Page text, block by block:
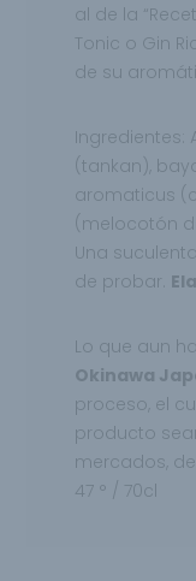
al de la
Tonic o Gin
de su
Ingredientes:
(tankan),
aromaticus
(melocotón
Una
de probar.
Lo que aun
Okinawa
proceso, el
producto
mercados,
47 ° / 70cl